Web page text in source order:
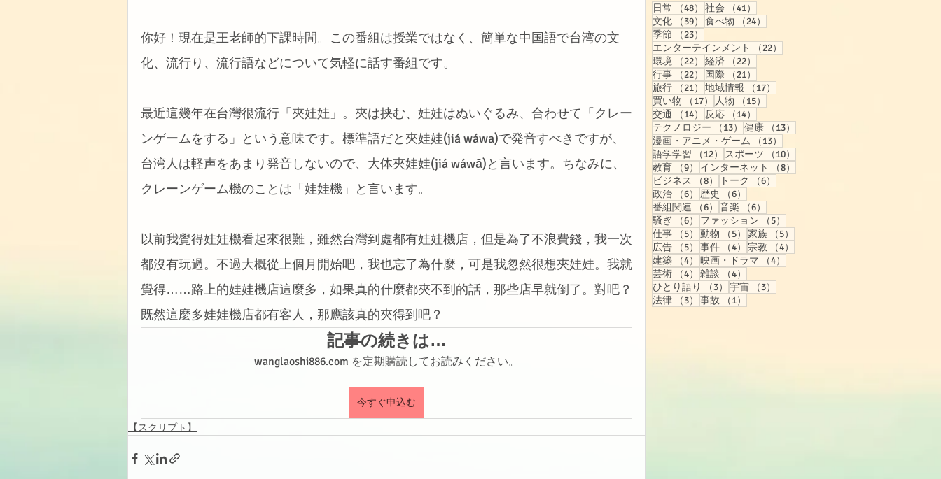
你好！現在是王老師的下課時間。この番組は授業ではなく、簡単な中国語で台湾の文
化、流行り、流行語などについて気軽に話す番組です。
最近這幾年在台灣很流行「夾娃娃」。夾は挟む、娃娃はぬいぐるみ、合わせて「クレー
ンゲームをする」という意味です。標準語だと夾娃娃(jiá wáwa)で発音すべきですが、
台湾人は軽声をあまり発音しないので、大体夾娃娃(jiá wáwā)と言います。ちなみに、
クレーンゲーム機のことは「娃娃機」と言います。
以前我覺得娃娃機看起來很難，雖然台灣到處都有娃娃機店，但是為了不浪費錢，我一次
都沒有玩過。不過大概從上個月開始吧，我也忘了為什麼，可是我忽然很想夾娃娃。我就
覺得……路上的娃娃機店這麼多，如果真的什麼都夾不到的話，那些店早就倒了。對吧？
既然這麼多娃娃機店都有客人，那應該真的夾得到吧？
記事の続きは…
wanglaoshi886.com を定期購読してお読みください。
今すぐ申込む
【スクリプト】
日常 （48） 48件の記事
社会 （41）
文化
（39） 39件の記事
食べ物 （24）
季節
（23）
エンターテインメント
（22）
環境
（22） 22件の記事
経済 （22）
行事
（22） 22件の記事
国際 （21）
旅行
（21） 21件の記事
地域情報 （17）
買い物
（17） 17件の記事
人物 （15）
交通
（14） 14件の記事
反応 （14）
テクノロジー
（13） 13件の記事
健康 （13）
漫画・アニメ・ゲーム
（13）
語学学習
（12） 12件の記事
スポーツ （10）
教育
（9） 9件の記事
インターネット （8）
ビジネス
（8） 8件の記事
トーク （6）
政治
（6） 6件の記事
歴史 （6）
番組関連
（6） 6件の記事
音楽 （6）
騒ぎ
（6） 6件の記事
ファッション （5）
仕事
（5） 5件の記事
動物 （5） 5件の記事
家族 （5）
広告
（5） 5件の記事
事件 （4） 4件の記事
宗教 （4）
建築
（4） 4件の記事
映画・ドラマ （4）
芸術
（4） 4件の記事
雑談 （4）
ひとり語り
（3） 3件の記事
宇宙 （3）
法律
（3） 3件の記事
事故 （1）